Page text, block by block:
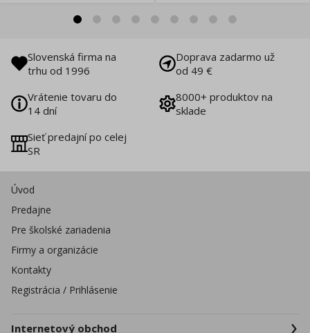
Slovenská firma na
trhu od 1996
Doprava zadarmo už
od 49 €
Vrátenie tovaru do
14 dní
8000+ produktov na
sklade
Sieť predajní po celej
SR
Úvod
Predajne
Pre školské zariadenia
Firmy a organizácie
Kontakty
Registrácia / Prihlásenie
Internetový obchod